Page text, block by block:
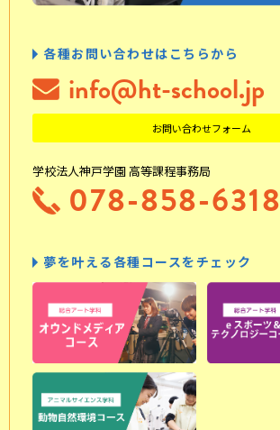
各種お問い合わせはこちらから
info@ht-school.jp
お問い合わせフォーム
学校法人神戸学園 高等課程事務局
078-858-6318
夢を叶える各種コースをチェック